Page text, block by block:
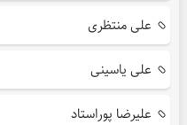
علی منتظری
علی یاسینی
علیرضا پوراستاد